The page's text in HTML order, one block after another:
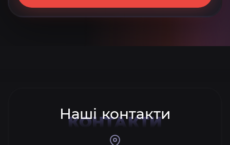
Наші контакти
КОНТАКТИ